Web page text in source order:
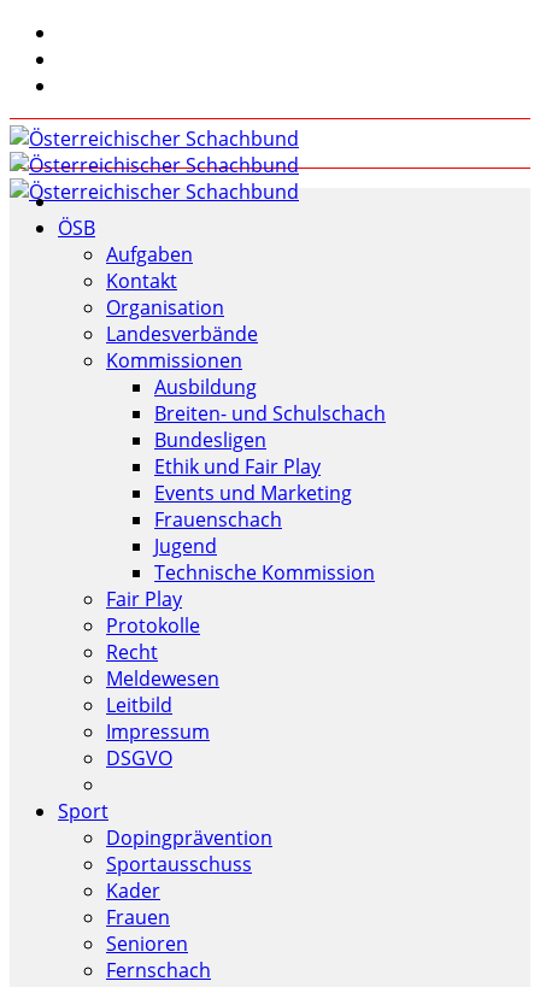
ÖSB
Aufgaben
Kontakt
Organisation
Landesverbände
Kommissionen
Ausbildung
Breiten- und Schulschach
Bundesligen
Ethik und Fair Play
Events und Marketing
Frauenschach
Jugend
Technische Kommission
Fair Play
Protokolle
Recht
Meldewesen
Leitbild
Impressum
DSGVO
Sport
Dopingprävention
Sportausschuss
Kader
Frauen
Senioren
Fernschach